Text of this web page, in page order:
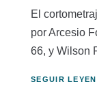
El
por Arcesio
66, y Wilson
SEGUIR